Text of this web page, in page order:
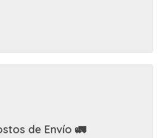
de Envío 🚛